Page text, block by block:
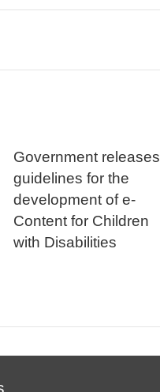
Government releases
guidelines for the
development of e-
Content for Children
with Disabilities